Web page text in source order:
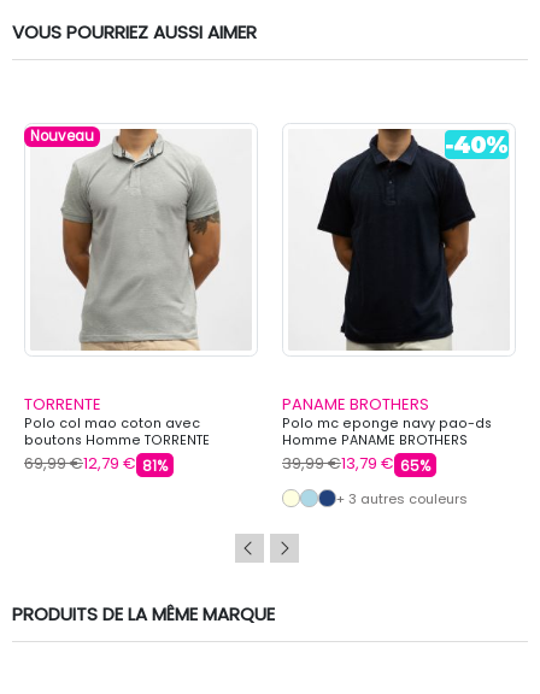
VOUS POURRIEZ AUSSI AIMER
Nouveau
TORRENTE
Polo col mao coton avec
boutons Homme TORRENTE
69,99 €12,79 € 81%
PANAME BROTHERS
Polo mc eponge navy pao-ds
Homme PANAME BROTHERS
39,99 €13,79 € 65%
+ 3 autres couleurs
PRODUITS DE LA MÊME MARQUE